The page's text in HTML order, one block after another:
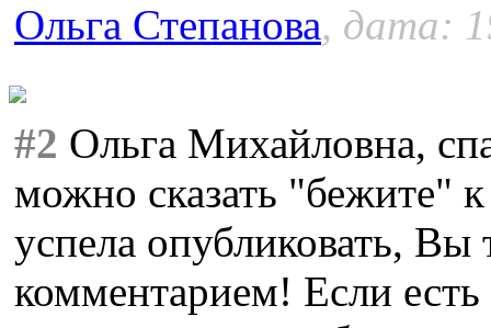
Ольга Степанова, дата:
#2 Ольга Михайловна,
можно сказать
успела опубликовать,
комментарием! Если